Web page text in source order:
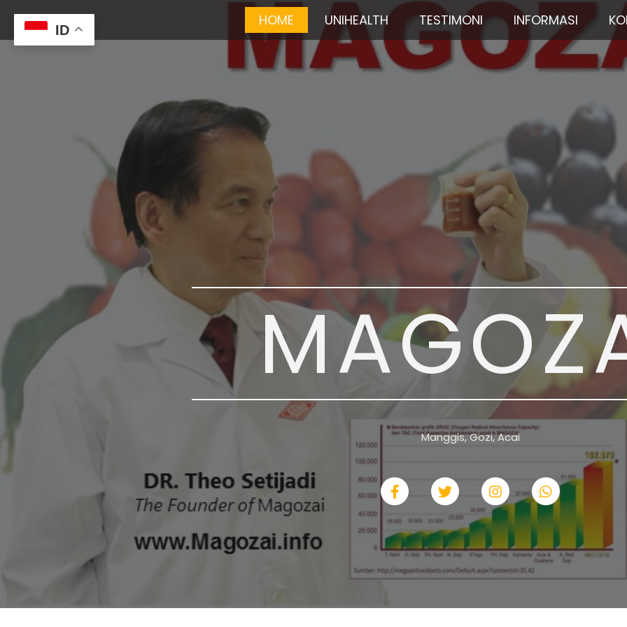
HOME UNIHEALTH TESTIMONI INFORMASI
Manggis, Gozi, Acai
ID